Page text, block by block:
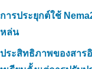
การประยุกต์ใช้
หล่น
ประสิทธิภาพของสาร